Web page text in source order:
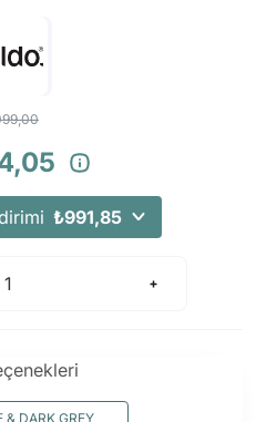
₺991,85
& DARK GREY